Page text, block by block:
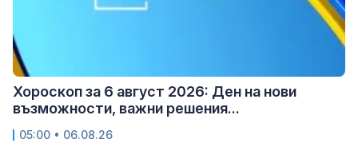
Хороскоп за 6 август 2026: Ден на нови
възможности, важни решения...
05:00 • 06.08.26